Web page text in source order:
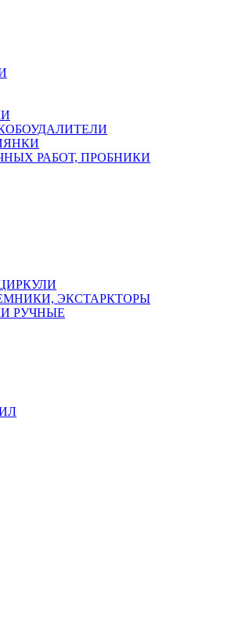
РАБОТ, ПРОБНИКИ
ЭКСТАРКТОРЫ
РУЧНЫЕ